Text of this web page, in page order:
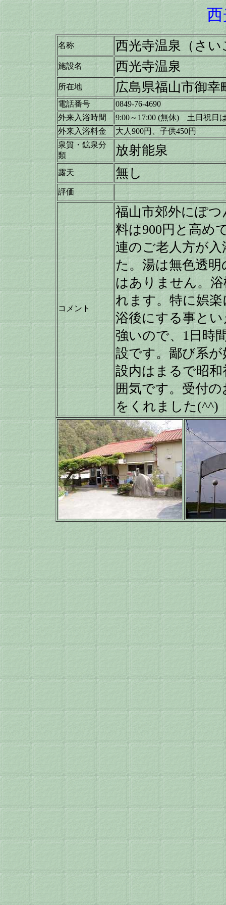
名称 西光寺温泉（さ
施設名 西光寺温泉
所在地 広島県福山市御幸
電話番号
0849-76-4690
外来入浴時間
9:00～17:00 (無休) 土日祝日
外来入浴料金
大人900円、子供450円
泉質・鉱泉分
類
放射能泉
露天 無し
評価
コメント
福山市郊外にぽ
料は900円と高め
連のご老人方が
た。湯は無色透
はありません。
れます。特に娯
浴後にする事と
強いので、1日時
設です。鄙び系
設内はまるで昭
囲気です。受付
をくれました(^^)